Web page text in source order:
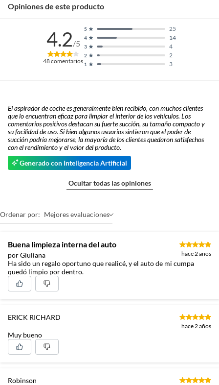
Opiniones de este producto
4.2/5
48comentarios 1 3
2 2
3 4
4 14
5 25
El aspirador de coche es generalmente bien recibido, con muchos clientes
que lo encuentran eficaz para limpiar el interior de los vehículos. Los
comentarios positivos destacan su fuerte succión, su tamaño compacto y
su facilidad de uso. Si bien algunos usuarios sintieron que el poder de
succión podría mejorarse, la mayoría de los clientes quedaron satisfechos
con el rendimiento y el valor del producto.
Generado con Inteligencia Artificial
Ocultar todas las opiniones
Ordenar por: Mejores evaluaciones
Buena limpieza interna del auto
por Giuliana hace 2 años
Ha sido un regalo oportuno que realicé, y el auto de mi cumpa
quedó limpio por dentro.
ERICK RICHARD
hace 2 años
Muy bueno
Robinson